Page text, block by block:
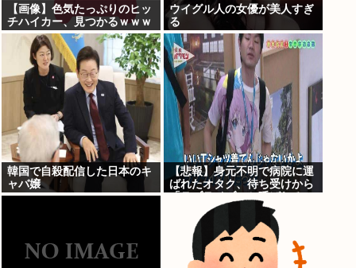
【画像】色気たっぷりのヒッ
チハイカー、見つかるｗｗｗ
ウイグル人の女優が美人すぎ
る
韓国で自殺配信した日本のキ
ャバ嬢
【悲報】身元不明で病院に運
ばれたオタク、待ち受けから
「ラブライブ」と呼ばれる